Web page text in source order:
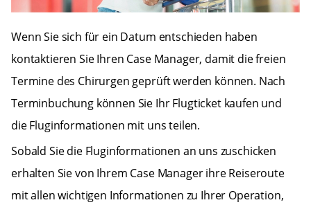
Wenn Sie sich für ein Datum entschieden haben
kontaktieren Sie Ihren Case Manager, damit die freien
Termine des Chirurgen geprüft werden können. Nach
Terminbuchung können Sie Ihr Flugticket kaufen und
die Fluginformationen mit uns teilen.
Sobald Sie die Fluginformationen an uns zuschicken
erhalten Sie von Ihrem Case Manager ihre Reiseroute
mit allen wichtigen Informationen zu Ihrer Operation,